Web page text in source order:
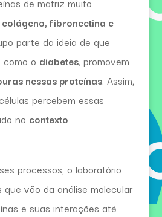
colágeno, fibronectina e
parte da ideia de que
como o diabetes, promovem
nessas proteínas. Assim,
percebem essas
no contexto
processos, o laboratório
vão da análise molecular
e suas interações até